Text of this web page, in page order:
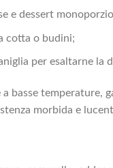
e dessert
cotta o budini;
per esaltarne la
basse
morbida e